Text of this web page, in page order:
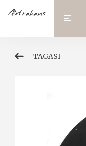
TAGASI